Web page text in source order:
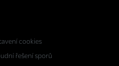
cookies
řešení sporů